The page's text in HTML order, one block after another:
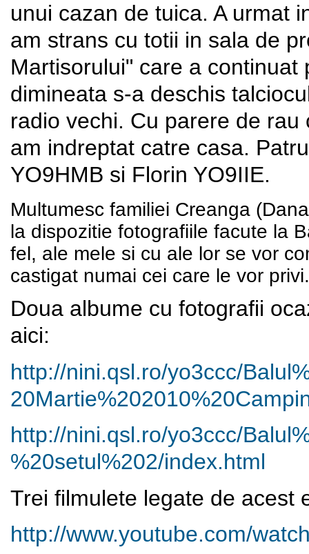
unui cazan de tuica. A urmat
am strans cu totii in sala de
Martisorului" care a
dimineata s-a deschis
radio vechi. Cu parere de
am indreptat catre casa.
YO9HMB si Florin YO9IIE.
Multumesc familiei Creanga
la dispozitie fotografiile facute la
fel, ale mele si cu ale lor se vor
castigat numai cei care le vor privi.
Doua albume cu fotografii
aici:
http://nini.qsl.ro/yo3ccc/
http://nini.qsl.ro/yo3ccc/
%20setul%202/index.html
Trei filmulete legate de acest
http://www.youtube.com/